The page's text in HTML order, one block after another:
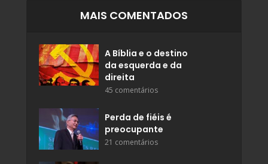
MAIS COMENTADOS
A Bíblia e o destino
da esquerda e da
direita
45 comentários
Perda de fiéis é
preocupante
21 comentários